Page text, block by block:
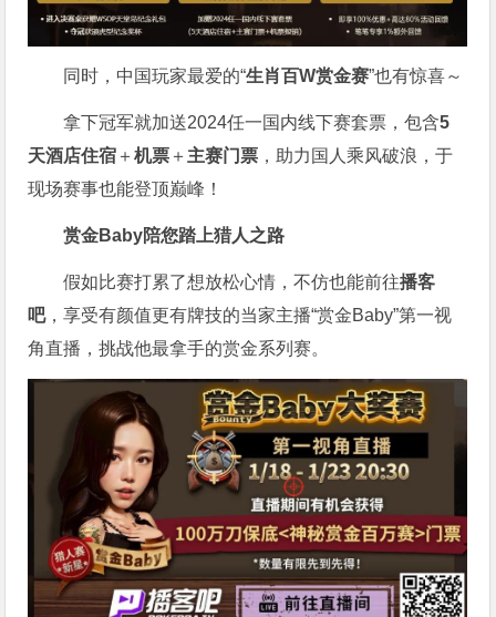
同时，中国玩家最爱的“生肖百W赏金赛”也有惊喜～
拿下冠军就加送2024任一国内线下赛套票，包含5
天酒店住宿 ＋机票 ＋ 主赛门票 ，助力国人乘风破浪，于
现场赛事也能登顶巅峰！
赏金Baby陪您踏上猎人之路
假如比赛打累了想放松心情，不仿也能前往播客
吧，享受有颜值更有牌技的当家主播“赏金Baby”第一视
角直播，挑战他最拿手的赏金系列赛。